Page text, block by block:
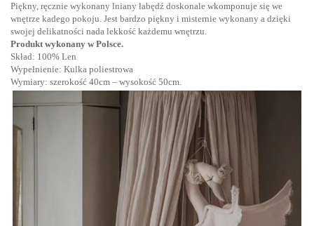
Piękny, ręcznie wykonany lniany łabędź doskonale wkomponuje się we
wnętrze kadego pokoju. Jest bardzo piękny i misternie wykonany a dzięki
swojej delikatności nada lekkość każdemu wnętrzu.
Produkt wykonany w Polsce.
Skład: 100% Len
Wypełnienie: Kulka poliestrowa
Wymiary: szerokość 40cm – wysokość 50cm.